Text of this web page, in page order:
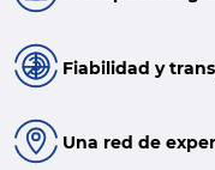
Fiabilidad y
Una red de